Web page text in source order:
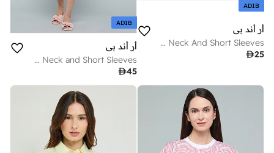
ADIB
أر أند بي
Typography Print T-Shirt With Crew Neck And Short Sleeves
25
ADIB
أر أند بي
Cinnamoroll Print Nightdress with Crew Neck and Short Sleeves
45